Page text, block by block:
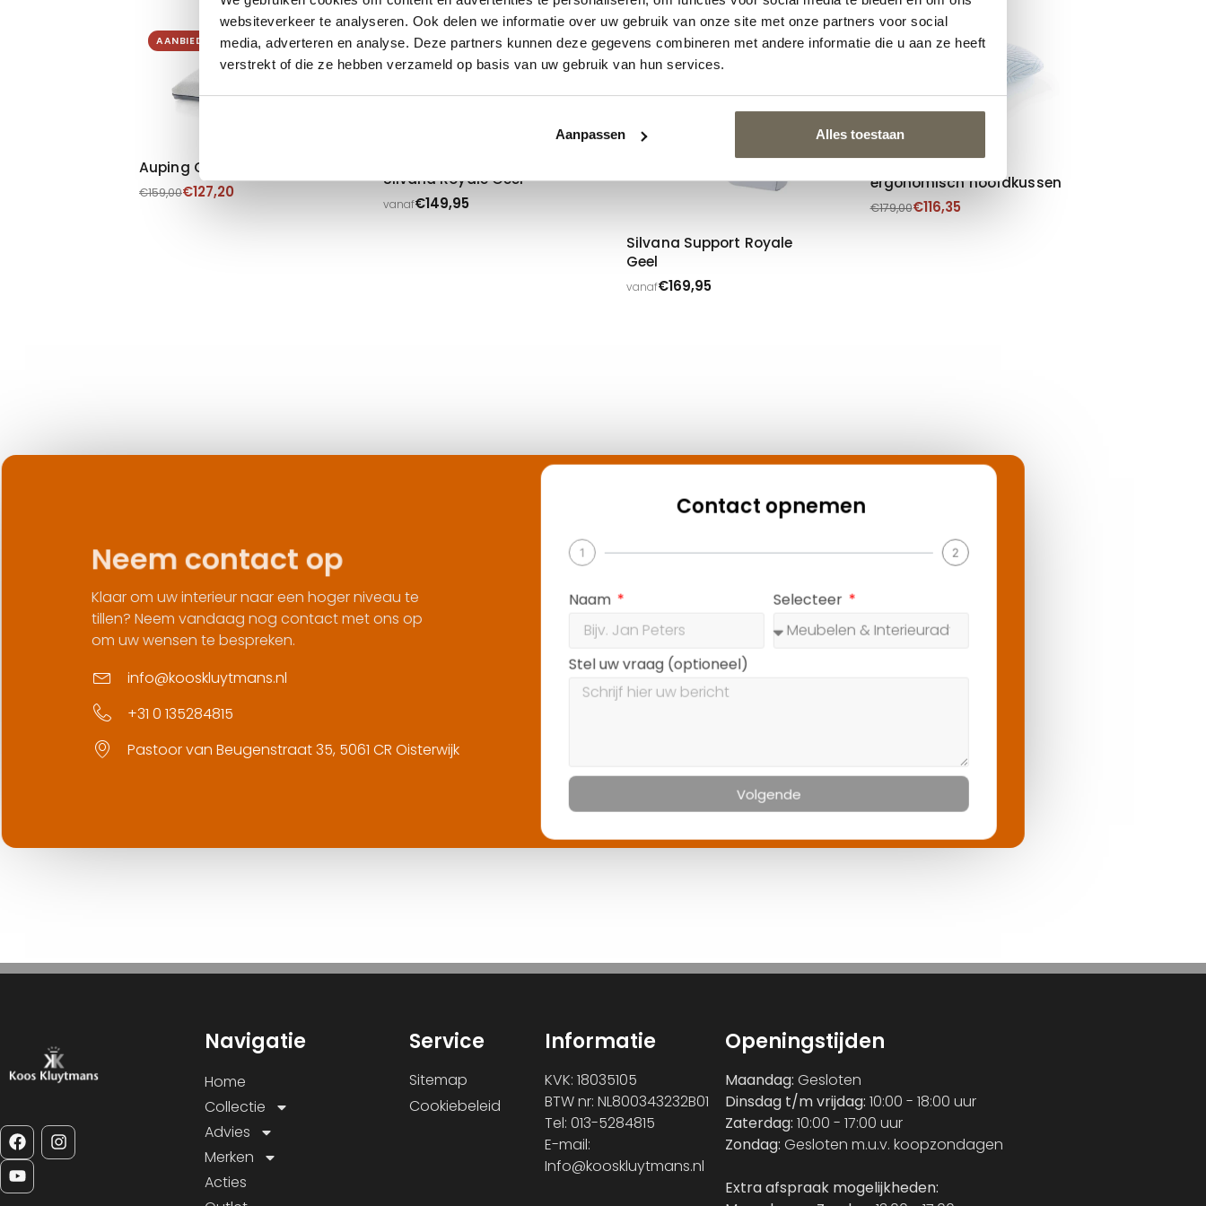
websiteverkeer te analyseren. Ook delen we informatie over uw gebruik van onze site met onze partners voor social
media, adverteren en analyse. Deze partners kunnen deze gegevens combineren met andere informatie die u aan ze heeft
verstrekt of die ze hebben verzameld op basis van uw gebruik van hun services.
Aanpassen Alles toestaan
AANBIEDING
Auping Cloud Hoofdkussen
€159,00€127,20
Silvana Royale Geel
vanaf€149,95
Silvana Support Royale
Geel
vanaf€169,95
AANBIEDING
Tempur Sonata
ergonomisch hoofdkussen
€179,00€116,35
Neem contact op
Klaar om uw interieur naar een hoger niveau te
tillen? Neem vandaag nog contact met ons op
om uw wensen te bespreken.
info@kooskluytmans.nl
+31 0 135284815
Pastoor van Beugenstraat 35, 5061 CR Oisterwijk
Contact opnemen
1 2
Naam Selecteer
Stel uw vraag (optioneel)
Volgende
Navigatie
Home
Collectie
Advies
Merken
Acties
Service
Sitemap
Cookiebeleid
Informatie
KVK: 18035105
BTW nr: NL800343232B01
Tel: 013-5284815
E-mail:
Info@kooskluytmans.nl
Openingstijden
Maandag: Gesloten
Dinsdag t/m vrijdag: 10:00 - 18:00 uur
Zaterdag: 10:00 - 17:00 uur
Zondag: Gesloten m.u.v. koopzondagen
Extra afspraak mogelijkheden: